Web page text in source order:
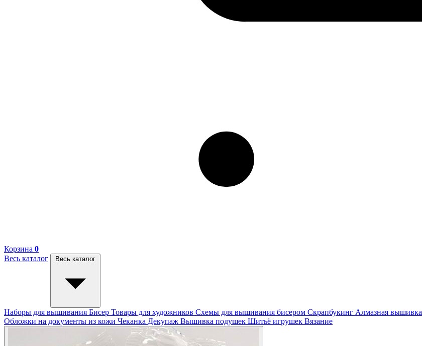
Корзина 0
Весь каталог
Весь каталог
Наборы для вышивания Бисер Товары для художников Схемы для вышивания бисером Скрапбукинг Алмазная вышивка
Обложки на документы из кожи Чеканка Декупаж Вышивка подушек Шитьё игрушек Вязание